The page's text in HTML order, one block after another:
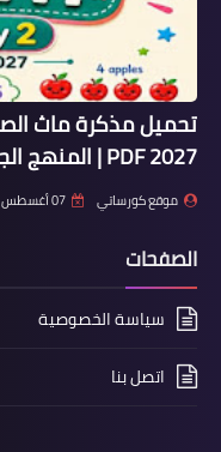
تحميل مذكرة ماث الصف
2027 PDF | المنهج الجديد إعداد مستر عادل مجدي
موقع كورساتي 07 أغسطس 2026
الصفحات
سياسة الخصوصية
اتصل بنا